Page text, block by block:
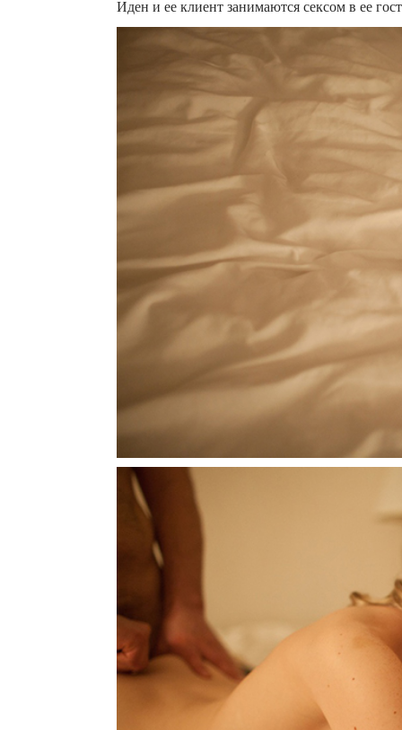
Иден и ее клиент занимаются сексом в ее